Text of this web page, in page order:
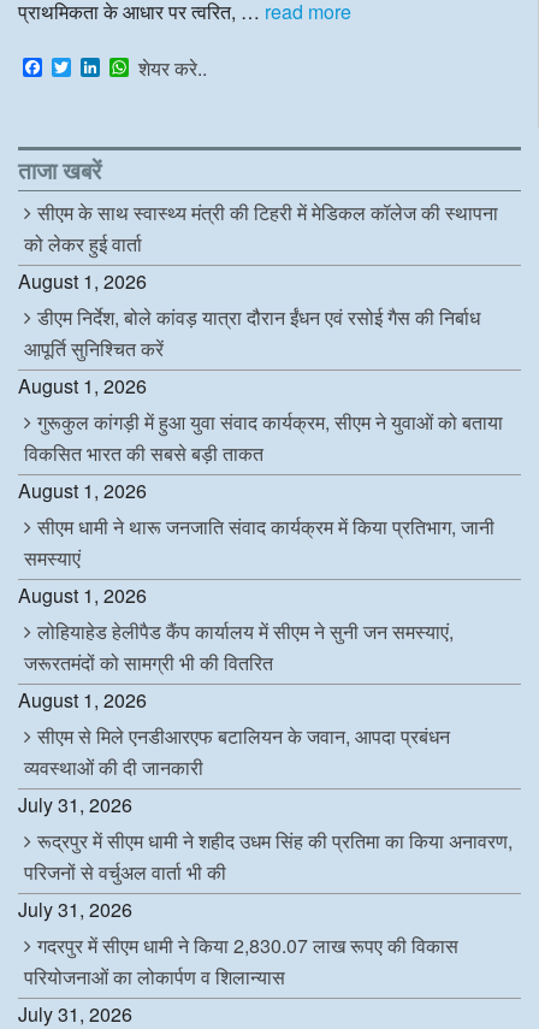
प्राथमिकता के आधार पर त्वरित, … read more
F
a
b
o
o
k
T
w
t
e
r
L
e
d
I
n
W
s
p
शेयर करे..
ताजा खबरें
सीएम के साथ स्वास्थ्य मंत्री की टिहरी में मेडिकल कॉलेज की स्थापना
को लेकर हुई वार्ता
August 1, 2026
डीएम निर्देश, बोले कांवड़ यात्रा दौरान ईंधन एवं रसोई गैस की निर्बाध
आपूर्ति सुनिश्चित करें
August 1, 2026
गुरूकुल कांगड़ी में हुआ युवा संवाद कार्यक्रम, सीएम ने युवाओं को बताया
विकसित भारत की सबसे बड़ी ताकत
August 1, 2026
सीएम धामी ने थारू जनजाति संवाद कार्यक्रम में किया प्रतिभाग, जानी
समस्याएं
August 1, 2026
लोहियाहेड हेलीपैड कैंप कार्यालय में सीएम ने सुनी जन समस्याएं,
जरूरतमंदों को सामग्री भी की वितरित
August 1, 2026
सीएम से मिले एनडीआरएफ बटालियन के जवान, आपदा प्रबंधन
व्यवस्थाओं की दी जानकारी
July 31, 2026
रूद्रपुर में सीएम धामी ने शहीद उधम सिंह की प्रतिमा का किया अनावरण,
परिजनों से वर्चुअल वार्ता भी की
July 31, 2026
गदरपुर में सीएम धामी ने किया 2,830.07 लाख रूपए की विकास
परियोजनाओं का लोकार्पण व शिलान्यास
July 31, 2026